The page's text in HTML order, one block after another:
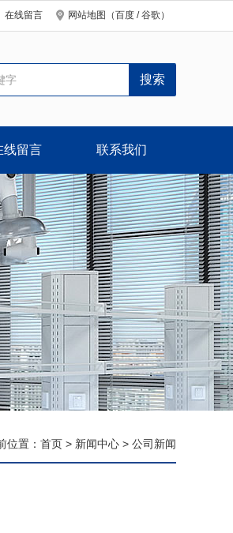
在线留言 网站地图 （百度 /谷歌 ）
线留言 联系我们
位置： 首页 > 新闻中心 > 公司新闻